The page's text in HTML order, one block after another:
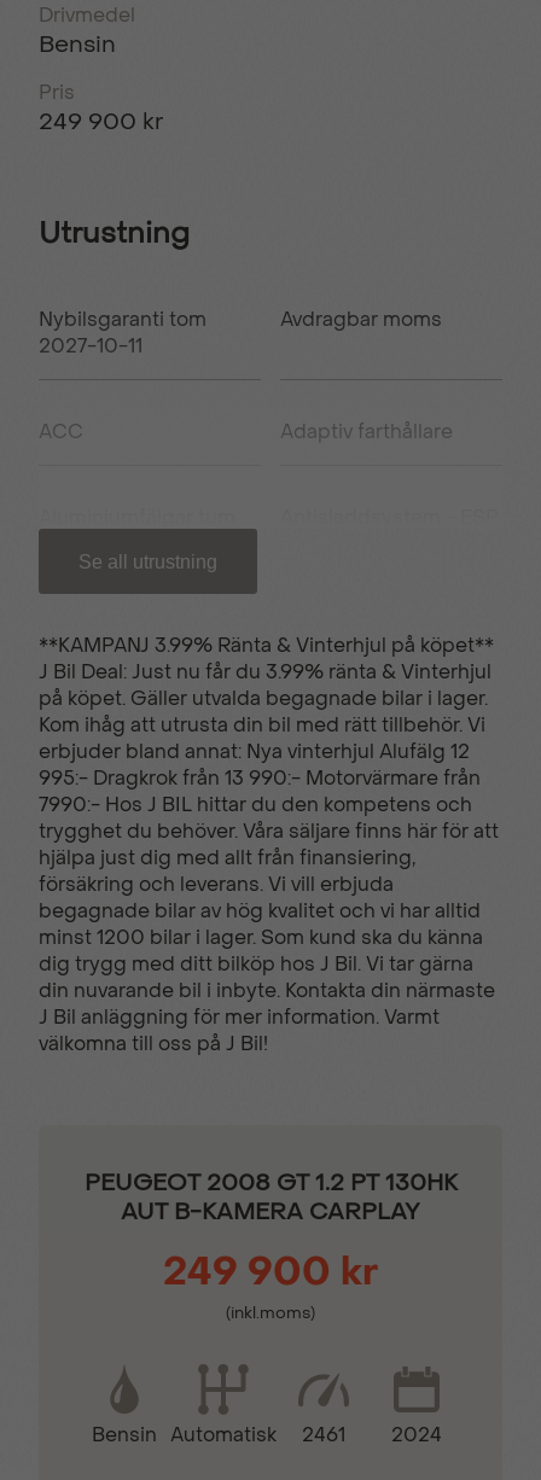
Drivmedel
Bensin
Pris
249 900 kr
Utrustning
Nybilsgaranti tom
2027-10-11
Avdragbar moms
ACC Adaptiv farthållare
Antispinnsystem
Apple carplay/Android
auto
USB C uttag
Backkamera Bluetooth - handsfree
Elhissar fram och bak
El-infällbara
sidospeglar
Elstol förare Filbytesvarnare
Isofix - Barnstolsfästen
KEY LESS -
Startsystem
Komplett ifylld
LED-strålkastare
Multifunktions
touchscreen
Mörktonade bakrutor
Se all utrustning
**KAMPANJ 3.99% Ränta & Vinterhjul på köpet**
J Bil Deal: Just nu får du 3.99% ränta & Vinterhjul
på köpet. Gäller utvalda begagnade bilar i lager.
Kom ihåg att utrusta din bil med rätt tillbehör. Vi
erbjuder bland annat: Nya vinterhjul Alufälg 12
995:- Dragkrok från 13 990:- Motorvärmare från
7990:- Hos J BIL hittar du den kompetens och
trygghet du behöver. Våra säljare finns här för att
hjälpa just dig med allt från finansiering,
försäkring och leverans. Vi vill erbjuda
begagnade bilar av hög kvalitet och vi har alltid
minst 1200 bilar i lager. Som kund ska du känna
dig trygg med ditt bilköp hos J Bil. Vi tar gärna
din nuvarande bil i inbyte. Kontakta din närmaste
J Bil anläggning för mer information. Varmt
välkomna till oss på J Bil!
PEUGEOT 2008 GT 1.2 PT 130HK
AUT B-KAMERA CARPLAY
249 900 kr
(inkl.moms)
Bensin Automatisk 2461 2024